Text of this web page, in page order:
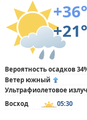
+36°
+21°
Вероятность осадков
Ветер южный
Ультрафиолетовое
Восход
05:30